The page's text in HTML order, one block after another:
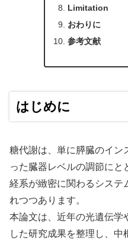
Limitation
おわりに
参考文献
はじめに
糖代謝は、単に膵臓のイン
った臓器レベルの調節にと
経系が緻密に関わるシステ
れつつあります。
本論文は、近年の光遺伝学
した研究成果を整理し、